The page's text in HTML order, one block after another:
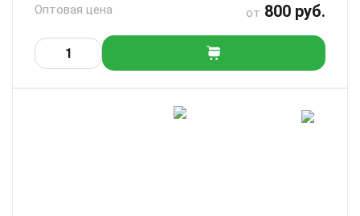
Оптовая цена от 800 руб.